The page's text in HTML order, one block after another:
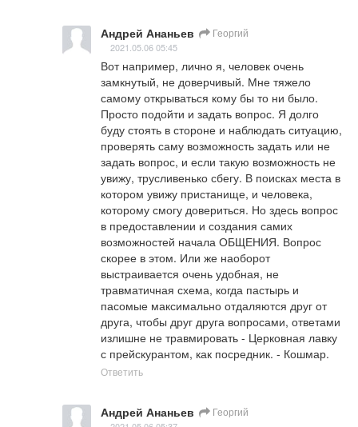
Андрей Ананьев Георгий
2021.05.06 05:45
Вот например, лично я, человек очень
замкнутый, не доверчивый. Мне тяжело
самому открываться кому бы то ни было.
Просто подойти и задать вопрос. Я долго
буду стоять в стороне и наблюдать ситуацию,
проверять саму возможность задать или не
задать вопрос, и если такую возможность не
увижу, трусливенько сбегу. В поисках места в
котором увижу пристанище, и человека,
которому смогу довериться. Но здесь вопрос
в предоставлении и создания самих
возможностей начала ОБЩЕНИЯ. Вопрос
скорее в этом. Или же наоборот
выстраивается очень удобная, не
травматичная схема, когда пастырь и
пасомые максимально отдаляются друг от
друга, чтобы друг друга вопросами, ответами
излишне не травмировать - Церковная лавку
с прейскурантом, как посредник. - Кошмар.
Ответить
Андрей Ананьев Георгий